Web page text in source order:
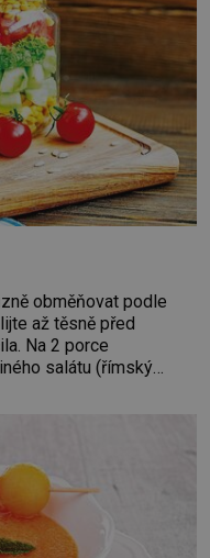
obměňovat podle
až těsně před
Na 2 porce
salátu (římský
oleje ✿ 1 lžíci citronové